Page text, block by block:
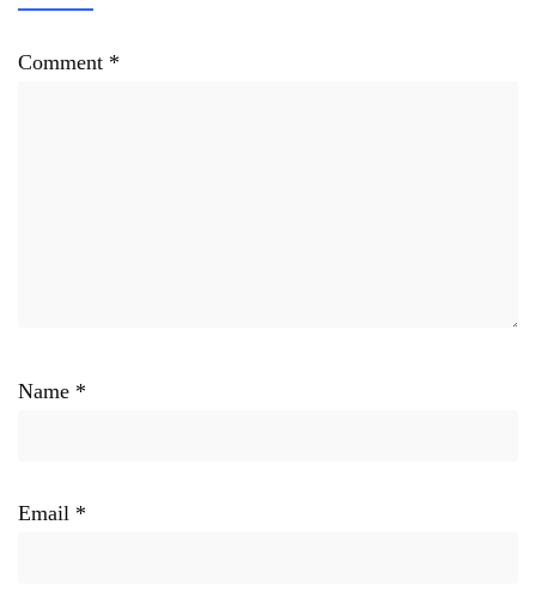
Comment *
Name *
Email *